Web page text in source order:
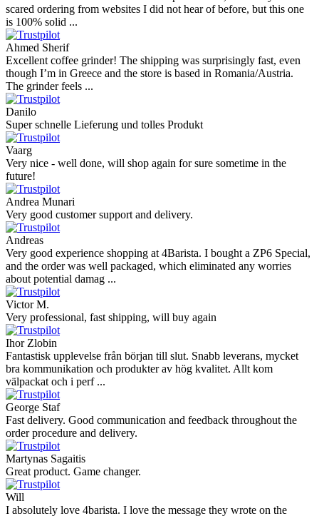
scared ordering from websites I did not hear of before, but this one
is 100% solid ...
Ahmed Sherif
Excellent coffee grinder! The shipping was surprisingly fast, even
though I’m in Greece and the store is based in Romania/Austria.
The grinder feels ...
Danilo
Super schnelle Lieferung und tolles Produkt
Vaarg
Very nice - well done, will shop again for sure sometime in the
future!
Andrea Munari
Very good customer support and delivery.
Andreas
Very good experience shopping at 4Barista. I bought a ZP6 Special,
and the order was well packaged, which eliminated any worries
about potential damag ...
Victor M.
Very professional, fast shipping, will buy again
Ihor Zlobin
Fantastisk upplevelse från början till slut. Snabb leverans, mycket
bra kommunikation och produkter av hög kvalitet. Allt kom
välpackat och i perf ...
George Staf
Fast delivery. Good communication and feedback throughout the
order procedure and delivery.
Martynas Sagaitis
Great product. Game changer.
Will
I absolutely love 4barista. I love the message they wrote on the